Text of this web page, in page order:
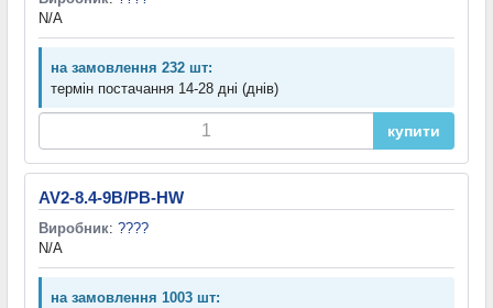
N/A
на замовлення 232 шт:
термін постачання 14-28 дні (днів)
купити
AV2-8.4-9B/PB-HW
Виробник: ????
N/A
на замовлення 1003 шт: